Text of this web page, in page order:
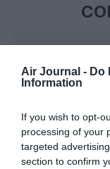
Air Journal - Do
Information
If you wish to opt-
processing of your
targeted
section to confirm
A chaque fois un
beaucoup plus loin